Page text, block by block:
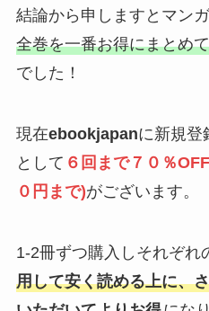
結論から申しますとマンガ
全巻を一番お得にまとめ
でした！
現在ebookjapanに新規登
として ６回まで７０％
０円まで)がございます。
1-2冊ずつ購入しそれぞれ
用して安く読める上に、